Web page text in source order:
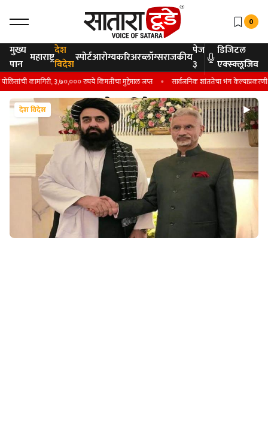
0
मुख्य
पान महाराष्ट्रदेश
विदेशस्पोर्टआरोग्यकरिअरब्लॉग्सराजकीयपेज
३
डिजिटल
एक्स्क्लूजिव
कामगिरी, ३,७०,००० रुपये किंमतीचा मुद्देमाल जप्त सार्वजनिक शांततेचा भंग केल्याप्रकरणी
देश विदेश
देश विदेश